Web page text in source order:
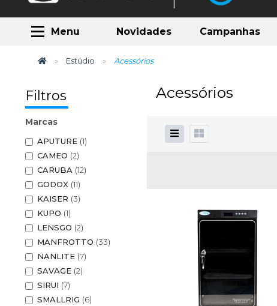
Menu Novidades Campanhas
Estúdio Acessórios
Filtros
Marcas
APUTURE (1)
CAMEO (2)
CARUBA (12)
GODOX (11)
KAISER (3)
KUPO (1)
LENSGO (2)
MANFROTTO (33)
NANLITE (7)
SAVAGE (2)
SIRUI (7)
SMALLRIG (6)
Acessórios